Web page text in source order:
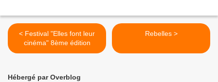
< Festival "Elles font leur
cinéma" 8ème édition
Rebelles >
Hébergé par Overblog